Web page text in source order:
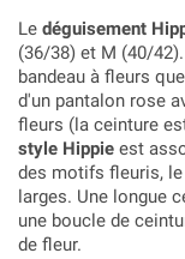
Le déguisement
(36/38) et M (40/
bandeau à fleurs
d'un pantalon rose
fleurs (la ceinture
style Hippie est
des motifs fleuris,
larges. Une longue
une boucle de
de fleur.